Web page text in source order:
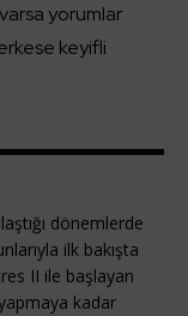
yorumlar
keyifli
dönemlerde
ilk bakışta
II ile başlayan
kadar